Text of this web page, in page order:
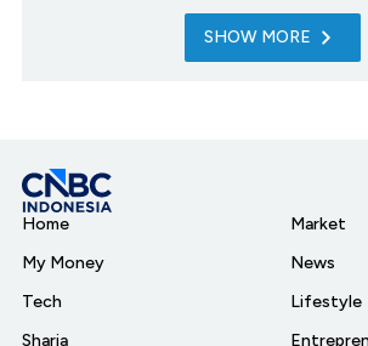
SHOW MORE
Home
My Money
Tech
Sharia
Market
News
Lifestyle